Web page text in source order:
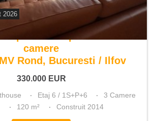
2026
apartament penthouse 3
camere
Rond, Bucuresti / Ilfov
330.000 EUR
Etaj 6 / 1S+P+6
3 Camere
120 m² Construit 2014